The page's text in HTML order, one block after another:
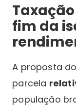
fim da
A proposta
parcela
população